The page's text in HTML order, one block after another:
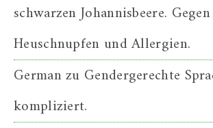
schwarzen Johannisbeere. Gegen
Heuschnupfen und Allergien.
Germanzu Gendergerechte
kompliziert.